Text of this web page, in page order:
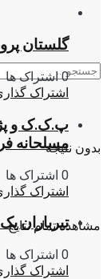
بدون نتیجه
مشاهده تمام نتایج
گلستان
0 اشتراک ها
اشتراک
پ.ک.ک و
مسلحانه
0 اشتراک ها
اشتراک
تیرباران
0 اشتراک ها
اشتراک